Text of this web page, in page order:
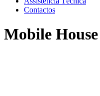
Contactos
Mobile House